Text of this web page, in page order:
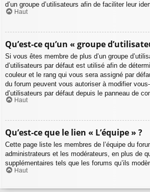
d’un groupe d’utilisateurs afin de faciliter leur
Haut
Qu’est-ce qu’un « groupe
Si vous êtes membre de plus d’un groupe
d’utilisateurs par défaut est utilisé afin de
couleur et le rang qui vous sera assigné par
du forum peuvent vous autoriser à modifier
d’utilisateurs par défaut depuis le panneau de
Haut
Qu’est-ce que le lien « L’équipe » ?
Cette page liste les membres de l’équipe du
administrateurs et les modérateurs, en plus de
supplémentaires tels que les forums qu’ils
Haut